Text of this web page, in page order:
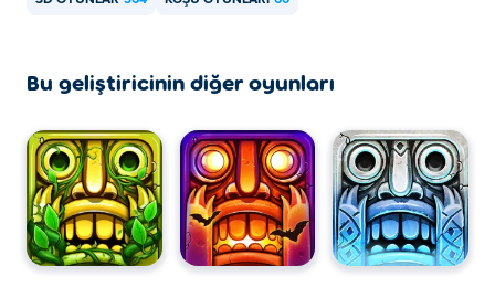
Bu geliştiricinin diğer oyunları